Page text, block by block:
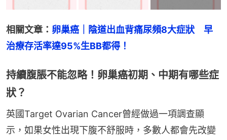
相關文章： 卵巢癌｜陰道出血背痛尿頻8大症狀　早
治療存活率達95%生BB都得！
持續腹脹不能忽略！卵巢癌初期、中期有哪些症
狀？
英國Target Ovarian Cancer曾經做過一項調查顯
示，如果女性出現下腹不舒服時，多數人都會先改變